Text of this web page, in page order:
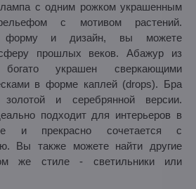
лампа с одним рожком украшенным
с мотивом растений.
и дизайн, вы можете
прошлых веков. Абажур из
украшен сверкающими
в форме каплей (drops). Бра
и серебрянной версии.
подходит для интерьеров в
и прекрасно сочетается с
Вы также можете найти другие
же стиле - светильники или